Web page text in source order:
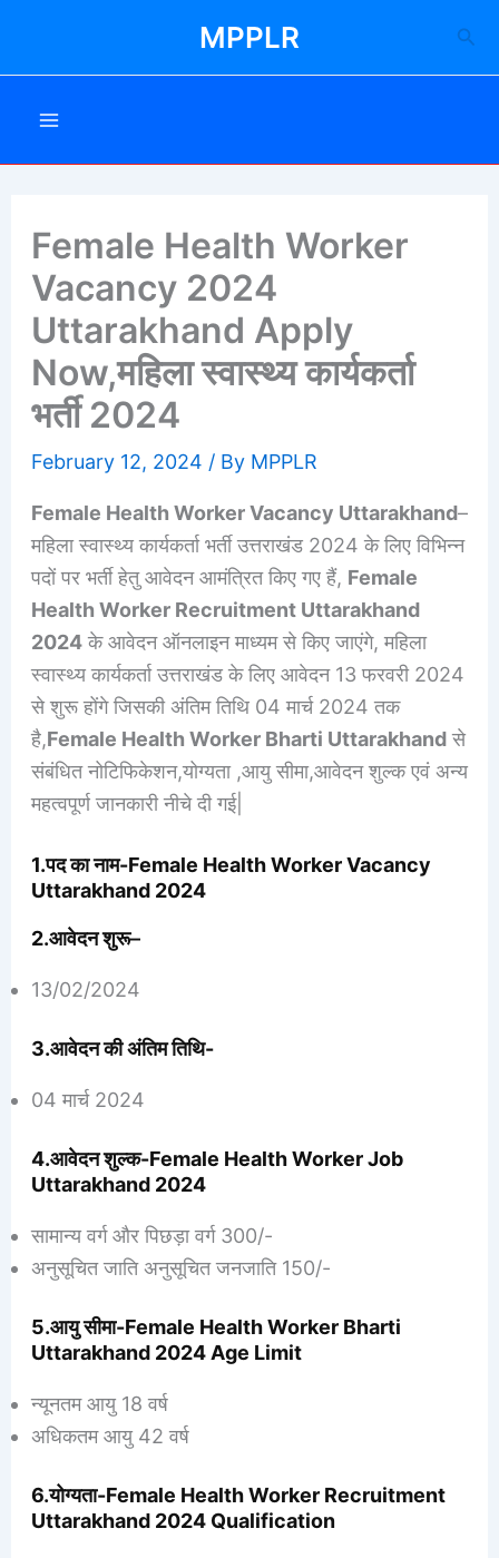
content
MPPLR
Female Health Worker
Vacancy 2024
Uttarakhand Apply
Now,महिला स्वास्थ्य कार्यकर्ता
भर्ती 2024
February 12, 2024 / By MPPLR
Female Health Worker Vacancy Uttarakhand–
महिला स्वास्थ्य कार्यकर्ता भर्ती उत्तराखंड 2024 के लिए विभिन्न
पदों पर भर्ती हेतु आवेदन आमंत्रित किए गए हैं, Female
Health Worker Recruitment Uttarakhand
2024के आवेदन ऑनलाइन माध्यम से किए जाएंगे, महिला
स्वास्थ्य कार्यकर्ता उत्तराखंड के लिए आवेदन 13 फरवरी 2024
से शुरू होंगे जिसकी अंतिम तिथि 04 मार्च 2024 तक
है,Female Health Worker Bharti Uttarakhandसे
संबंधित नोटिफिकेशन,योग्यता ,आयु सीमा,आवेदन शुल्क एवं अन्य
महत्वपूर्ण जानकारी नीचे दी गई|
1.पद का नाम-Female Health Worker Vacancy
Uttarakhand 2024
2.आवेदन शुरू–
13/02/2024
3.आवेदन की अंतिम तिथि-
04 मार्च 2024
4.आवेदन शुल्क-Female Health Worker Job
Uttarakhand 2024
सामान्य वर्ग और पिछड़ा वर्ग 300/-
अनुसूचित जाति अनुसूचित जनजाति 150/-
5.आयु सीमा-Female Health Worker Bharti
Uttarakhand 2024 Age Limit
न्यूनतम आयु 18 वर्ष
अधिकतम आयु 42 वर्ष
6.योग्यता-Female Health Worker Recruitment
Uttarakhand 2024 Qualification